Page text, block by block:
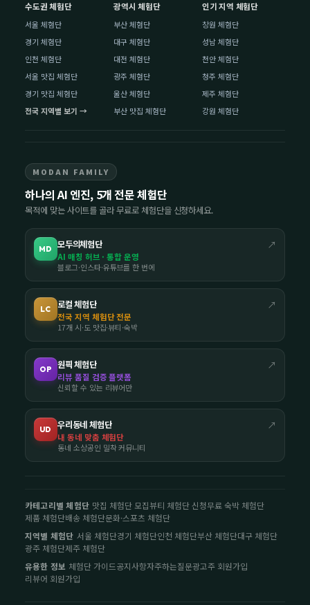
수도권 체험단
서울 체험단
경기 체험단
인천 체험단
서울 맛집 체험단
경기 맛집 체험단
전국 지역별 보기 →
광역시 체험단
부산 체험단
대구 체험단
대전 체험단
광주 체험단
울산 체험단
부산 맛집 체험단
인기 지역 체험단
창원 체험단
성남 체험단
천안 체험단
청주 체험단
제주 체험단
강원 체험단
MODAN FAMILY
하나의 AI 엔진, 5개 전문 체험단
목적에 맞는 사이트를 골라 무료로 체험단을 신청하세요.
MD 모두의체험단 ↗
AI 매칭 허브 · 통합 운영
블로그·인스타·유튜브를 한 번에
LC 로컬 체험단 ↗
전국 지역 체험단 전문
17개 시·도 맛집·뷰티·숙박
OP 원픽 체험단 ↗
리뷰 품질 검증 플랫폼
신뢰할 수 있는 리뷰어만
UD 우리동네 체험단 ↗
내 동네 맞춤 체험단
동네 소상공인 밀착 커뮤니티
카테고리별 체험단 맛집 체험단 모집뷰티 체험단 신청무료 숙박 체험단
제품 체험단배송 체험단문화·스포츠 체험단
지역별 체험단 서울 체험단경기 체험단인천 체험단부산 체험단대구 체험단
광주 체험단제주 체험단
유용한 정보 체험단 가이드공지사항자주하는질문광고주 회원가입
리뷰어 회원가입